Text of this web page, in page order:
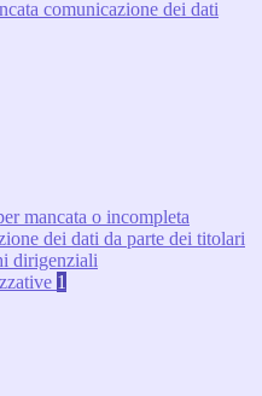
comunicazione dei dati
mancata o incompleta
dei dati da parte dei titolari
dirigenziali
1